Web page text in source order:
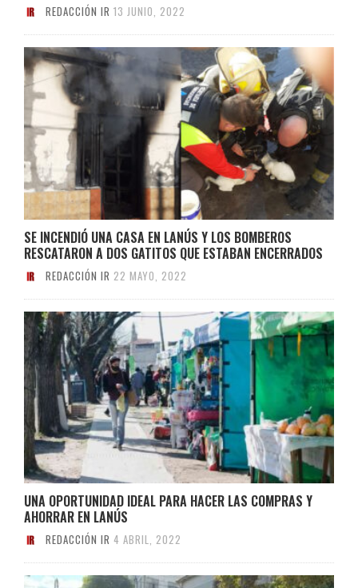
REDACCIÓN IR 13 JUNIO, 2022
SE INCENDIÓ UNA CASA EN LANÚS Y LOS BOMBEROS
RESCATARON A DOS GATITOS QUE ESTABAN ENCERRADOS
REDACCIÓN IR 22 MAYO, 2022
UNA OPORTUNIDAD IDEAL PARA HACER LAS COMPRAS Y
AHORRAR EN LANÚS
REDACCIÓN IR 4 ABRIL, 2022